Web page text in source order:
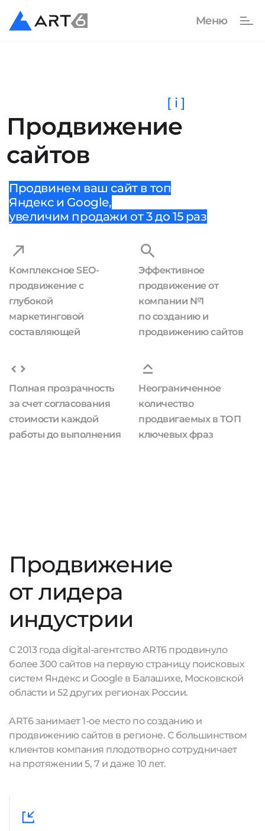
Продвижение
сайтов
[ i ]
Продвинем ваш сайт в топ
Яндекс и Google,
увеличим продажи от 3 до 15 раз
Комплексное SEO-
продвижение с
глубокой
маркетинговой
составляющей
Эффективное
продвижение от
компании №1
по созданию и
продвижению сайтов
Полная прозрачность
за счет согласования
стоимости каждой
работы до выполнения
Неограниченное
количество
продвигаемых в ТОП
ключевых фраз
Продвижение
от лидера
индустрии
С 2013 года digital-агентство ART6 продвинуло
более 300 сайтов на первую страницу поисковых
систем Яндекс и Google в Балашихе, Московской
области и 52 других регионах России.
ART6 занимает 1-ое место по созданию и
продвижению сайтов в регионе. С большинством
клиентов компания плодотворно сотрудничает
на протяжении 5, 7 и даже 10 лет.